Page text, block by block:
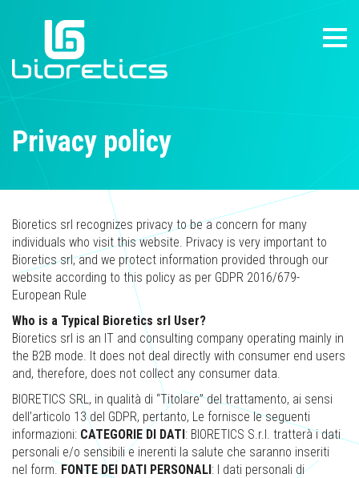
Privacy policy
Bioretics srl recognizes privacy to be a concern for many
individuals who visit this website. Privacy is very important to
Bioretics srl, and we protect information provided through our
website according to this policy as per GDPR 2016/679-
European Rule
Who is a Typical Bioretics srl User?
Bioretics srl is an IT and consulting company operating mainly in
the B2B mode. It does not deal directly with consumer end users
and, therefore, does not collect any consumer data.
BIORETICS SRL, in qualità di “Titolare” del trattamento, ai sensi
dell’articolo 13 del GDPR, pertanto, Le fornisce le seguenti
informazioni: CATEGORIE DI DATI: BIORETICS S.r.l. tratterà i dati
personali e/o sensibili e inerenti la salute che saranno inseriti
nel form. FONTE DEI DATI PERSONALI: I dati personali di